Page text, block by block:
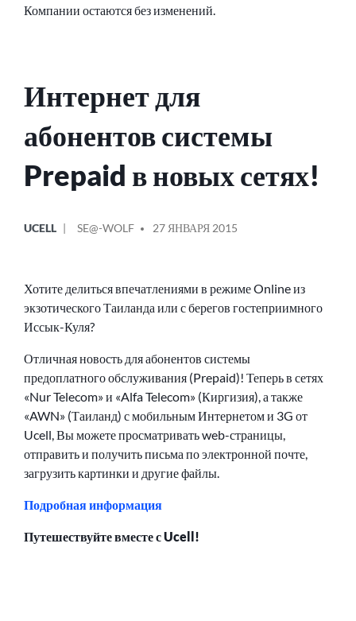
Компании остаются без изменений.
Интернет для
абонентов системы
Prepaid в новых сетях!
В
UCELL
ОТ
SE@-WOLF 27 ЯНВАРЯ 2015
Хотите делиться впечатлениями в режиме Online из
экзотического Таиланда или с берегов гостеприимного
Иссык-Куля?
Отличная новость для абонентов системы
предоплатного обслуживания (Prepaid)! Теперь в сетях
«Nur Telecom» и «Alfa Telecom» (Киргизия), а также
«AWN» (Таиланд) с мобильным Интернетом и 3G от
Ucell, Вы можете просматривать web-страницы,
отправить и получить письма по электронной почте,
загрузить картинки и другие файлы.
Подробная информация
Путешествуйте вместе с Ucell!